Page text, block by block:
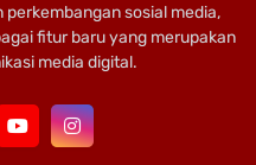
sosial media,
fitur baru yang merupakan
media digital.